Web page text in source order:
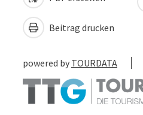
Beitrag drucken
powered by TOURDATA